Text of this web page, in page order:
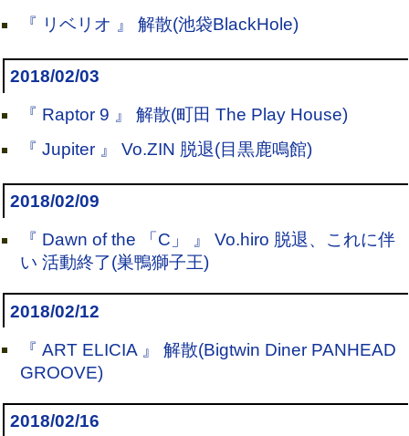
『 リベリオ 』 解散(池袋BlackHole)
2018/02/03
『 Raptor 9 』 解散(町田 The Play House)
『 Jupiter 』 Vo.ZIN 脱退(目黒鹿鳴館)
2018/02/09
『 Dawn of the 「C」 』 Vo.hiro 脱退、これに伴
い 活動終了(巣鴨獅子王)
2018/02/12
『 ART ELICIA 』 解散(Bigtwin Diner PANHEAD
GROOVE)
2018/02/16